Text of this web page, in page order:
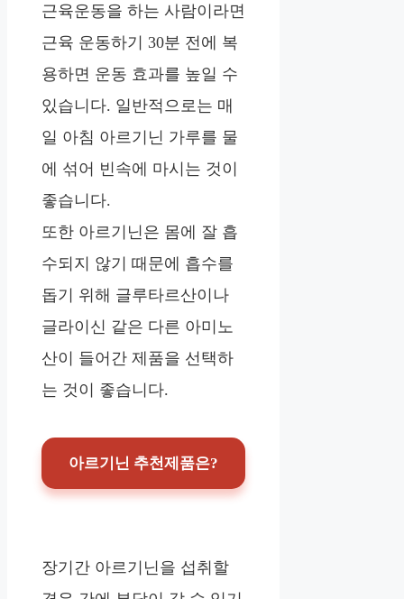
근육운동을 하는 사람이라면
근육 운동하기 30분 전에 복
용하면 운동 효과를 높일 수
있습니다. 일반적으로는 매
일 아침 아르기닌 가루를 물
에 섞어 빈속에 마시는 것이
좋습니다.
또한 아르기닌은 몸에 잘 흡
수되지 않기 때문에 흡수를
돕기 위해 글루타르산이나
글라이신 같은 다른 아미노
산이 들어간 제품을 선택하
는 것이 좋습니다.
아르기닌 추천제품은?
장기간 아르기닌을 섭취할